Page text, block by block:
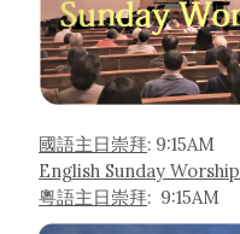
國語主日崇拜: 9:15AM
English Sunday Worship
粵語主日崇拜: 9:15AM